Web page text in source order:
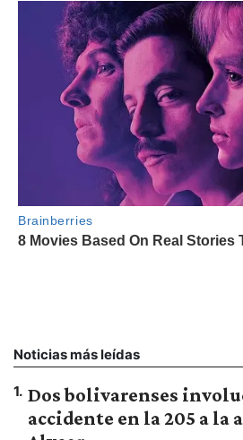
Noticias más leídas
1. Dos bolivarenses
accidente en la 205 a la